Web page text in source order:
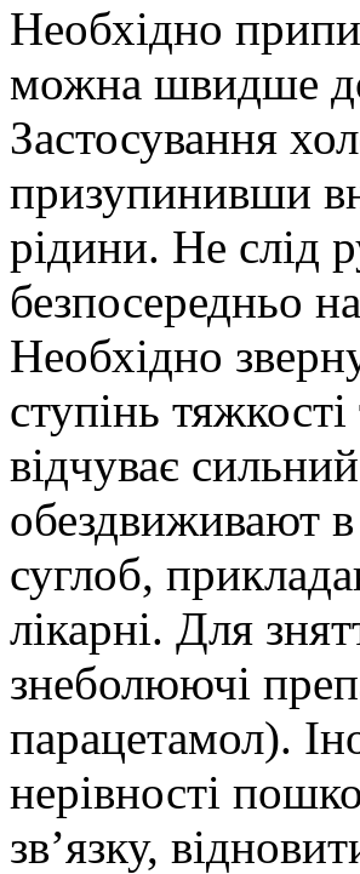
Необхідно
можна швидше
Застосування
призупинивши
рідини. Не слід
безпосередньо
Необхідно
ступінь
відчуває
обездвиживают
суглоб,
лікарні. Для
знеболюючі
парацетамол).
нерівності
зв’язку,